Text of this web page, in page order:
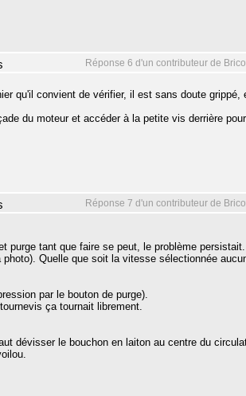
Réponse 6 d'un contributeur de
qu'il convient de vérifier, il est sans doute grippé,
du moteur et accéder à la petite vis derrière
Réponse 7 d'un contributeur de
purge tant que faire se peut, le problème persistait.
Quelle que soit la vitesse sélectionnée
par le bouton de purge).
ça tournait librement.
dévisser le bouchon en laiton au centre du